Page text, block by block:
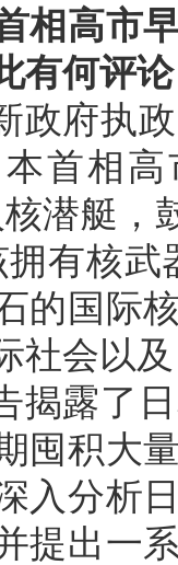
相高市
有何评
政府执
首相
潜艇，
有核
的国际
社会以
揭露了
囤积大
入分析
提出一